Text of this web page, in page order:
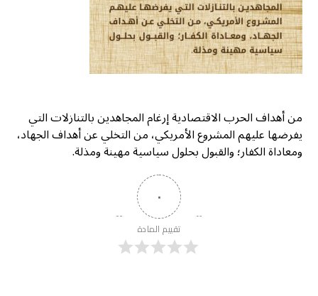
من أهداف الحرب الاقتصادية إرغام المجاهدين بالتنازلات التي
يفرضها عليهم المشروع الأمريكي، من التخلي عن أهداف الجهاد،
ومعاداة الكفار؛ والقبول بحلول سياسية مهينة ومذلة.
٠
تقييم المادة